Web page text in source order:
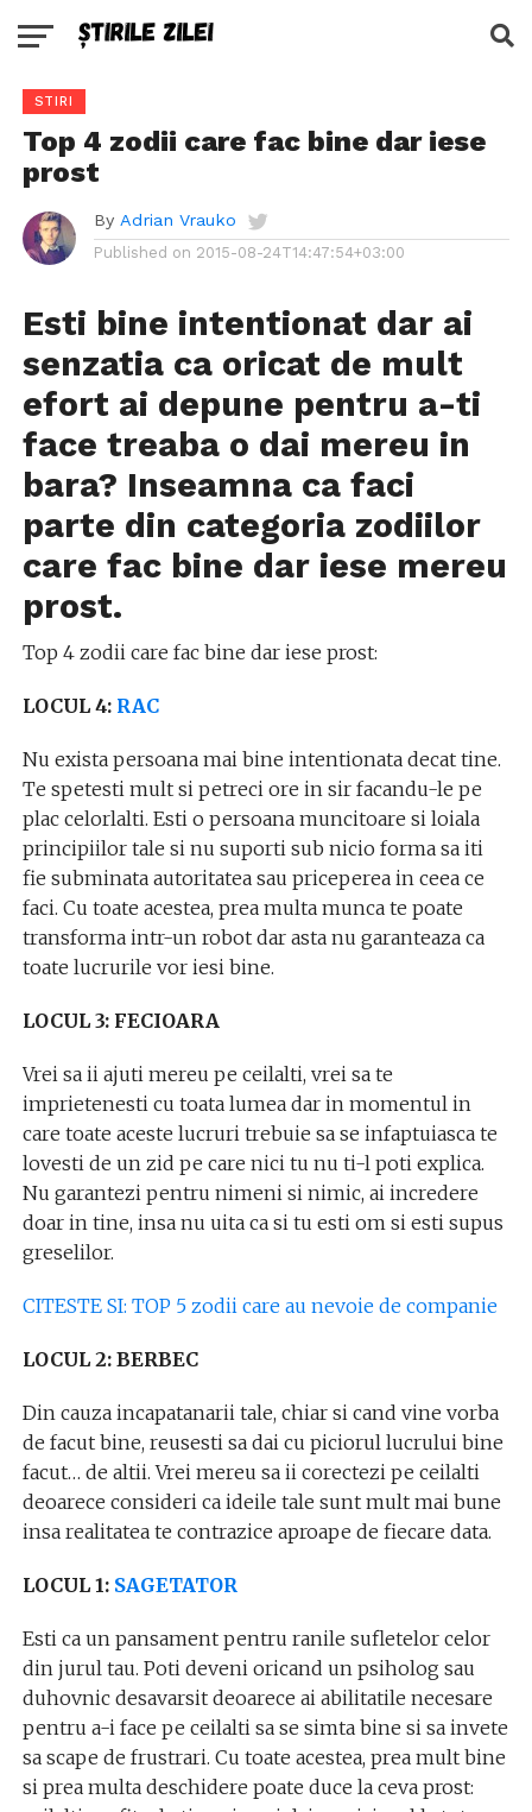
STIRI
Top 4 zodii care fac bine dar iese
prost
By Adrian Vrauko
Published on 2015-08-24T14:47:54+03:00
Esti bine intentionat dar ai
senzatia ca oricat de mult
efort ai depune pentru a-ti
face treaba o dai mereu in
bara? Inseamna ca faci
parte din categoria zodiilor
care fac bine dar iese mereu
prost.
Top 4 zodii care fac bine dar iese prost:
LOCUL 4: RAC
Nu exista persoana mai bine intentionata decat tine.
Te spetesti mult si petreci ore in sir facandu-le pe
plac celorlalti. Esti o persoana muncitoare si loiala
principiilor tale si nu suporti sub nicio forma sa iti
fie subminata autoritatea sau priceperea in ceea ce
faci. Cu toate acestea, prea multa munca te poate
transforma intr-un robot dar asta nu garanteaza ca
toate lucrurile vor iesi bine.
LOCUL 3: FECIOARA
Vrei sa ii ajuti mereu pe ceilalti, vrei sa te
imprietenesti cu toata lumea dar in momentul in
care toate aceste lucruri trebuie sa se infaptuiasca te
lovesti de un zid pe care nici tu nu ti-l poti explica.
Nu garantezi pentru nimeni si nimic, ai incredere
doar in tine, insa nu uita ca si tu esti om si esti supus
greselilor.
CITESTE SI: TOP 5 zodii care au nevoie de companie
LOCUL 2: BERBEC
Din cauza incapatanarii tale, chiar si cand vine vorba
de facut bine, reusesti sa dai cu piciorul lucrului bine
facut… de altii. Vrei mereu sa ii corectezi pe ceilalti
deoarece consideri ca ideile tale sunt mult mai bune
insa realitatea te contrazice aproape de fiecare data.
LOCUL 1: SAGETATOR
Esti ca un pansament pentru ranile sufletelor celor
din jurul tau. Poti deveni oricand un psiholog sau
duhovnic desavarsit deoarece ai abilitatile necesare
pentru a-i face pe ceilalti sa se simta bine si sa invete
sa scape de frustrari. Cu toate acestea, prea mult bine
si prea multa deschidere poate duce la ceva prost: